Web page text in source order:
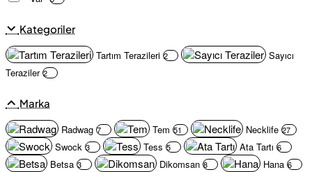
Kategoriler
Tartım Terazileri 2
Sayıcı
Teraziler 2
Marka
Radwag 7 Tem 51 Necklife 27
Swock 3 Tess 5 Ata Tartı 6
Betsa 3 Dikomsan 8 Hana 6